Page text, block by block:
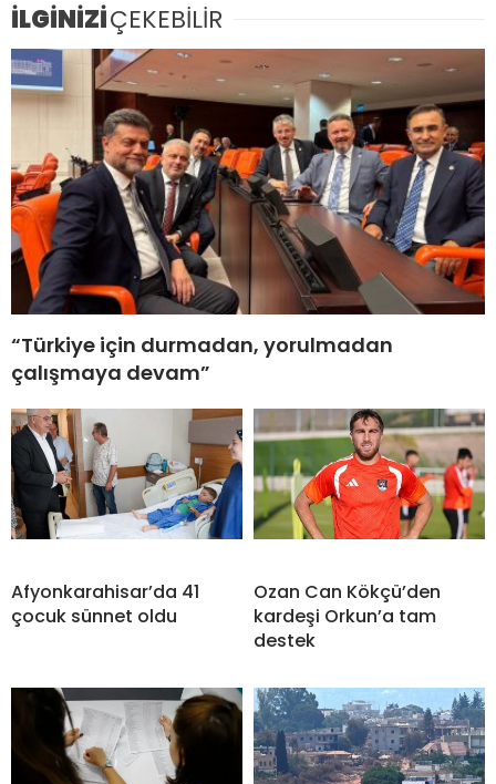
İLGİNİZİÇEKEBİLİR
“Türkiye için durmadan, yorulmadan
çalışmaya devam”
Afyonkarahisar’da 41
çocuk sünnet oldu
Ozan Can Kökçü’den
kardeşi Orkun’a tam
destek